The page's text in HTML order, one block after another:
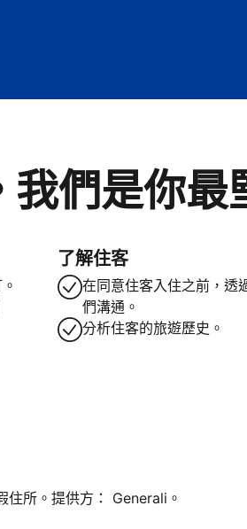
們是你最
了解住客
在同意住客入住之前，透
們溝通。
分析住客的旅遊歷史。
住所。提供方： Generali。